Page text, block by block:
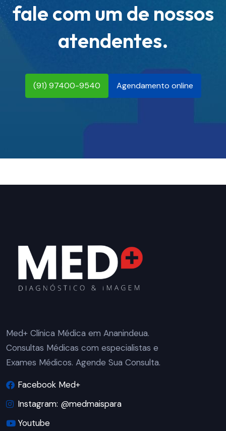
fale com um de nossos
atendentes.
(91) 97400-9540 Agendamento online
Med+ Clínica Médica em Ananindeua.
Consultas Médicas com especialistas e
Exames Médicos. Agende Sua Consulta.
Facebook Med+
Instagram: @medmaispara
Youtube